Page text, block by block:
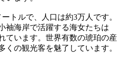
トルで、人口は約3万人です。
袖海岸で活躍する海女たちは
ています。世界有数の琥珀の産
くの観光客を魅了しています。